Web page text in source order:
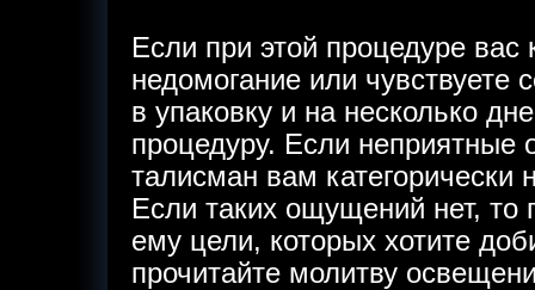
Если при этой процедуре
недомогание или чувствуете
в упаковку и на несколько
процедуру. Если
талисман вам категорически
Если таких ощущений нет, то
ему цели, которых хотите
прочитайте молитву